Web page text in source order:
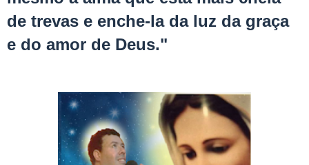
de trevas e enche-la da luz da graça
e do amor de Deus."